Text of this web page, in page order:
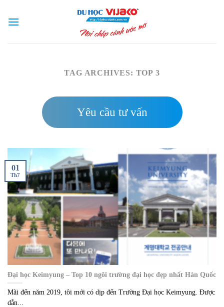
TAG ARCHIVES: TOP 3
Yêu cầu tư vấn
Đại học Keimyung – Top 10 ngôi trường đại học đẹp nhất Hàn Quốc
Mãi đến năm 2019, tôi mới có dịp đến Trường Đại học Keimyung. Được
dẫn...
01
Th7